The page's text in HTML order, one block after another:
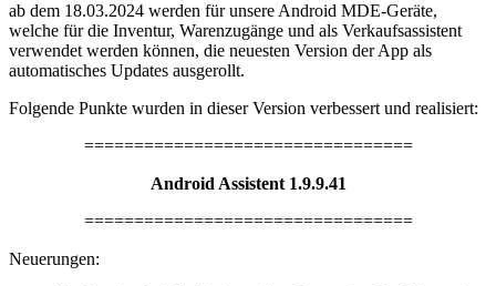
ab dem 18.03.2024 werden für unsere Android MDE-Geräte,
welche für die Inventur, Warenzugänge und als Verkaufsassistent
verwendet werden können, die neuesten Version der App als
automatisches Updates ausgerollt.
Folgende Punkte wurden in dieser Version verbessert und realisiert:
=================================
Android Assistent 1.9.9.41
=================================
Neuerungen: